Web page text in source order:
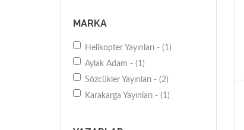
MARKA
Helikopter Yayınları - (1)
Aylak Adam - (1)
Sözcükler Yayınları - (2)
Karakarga Yayınları - (1)